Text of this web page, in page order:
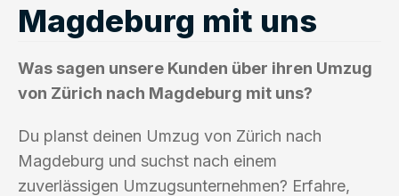
Magdeburg mit uns
Was sagen unsere Kunden über ihren Umzug
von Zürich nach Magdeburg mit uns?
Du planst deinen Umzug von Zürich nach
Magdeburg und suchst nach einem
zuverlässigen Umzugsunternehmen? Erfahre,